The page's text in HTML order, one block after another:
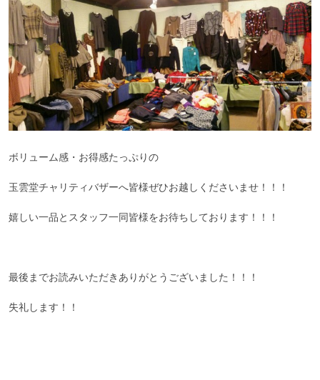
ボリューム感・お得感たっぷりの
玉雲堂チャリティバザーへ皆様ぜひお越しくださいませ！！！
嬉しい一品とスタッフ一同皆様をお待ちしております！！！
最後までお読みいただきありがとうございました！！！
失礼します！！